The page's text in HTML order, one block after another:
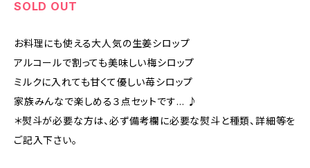
SOLD OUT
お料理にも使える大人気の生姜シロップ
アルコールで割っても美味しい梅シロップ
ミルクに入れても甘くて優しい苺シロップ
家族みんなで楽しめる３点セットです… ♪
＊熨斗が必要な方は、必ず備考欄に必要な熨斗と種類、詳細等を
ご記入下さい。